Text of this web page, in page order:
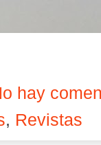
hay
, Revistas